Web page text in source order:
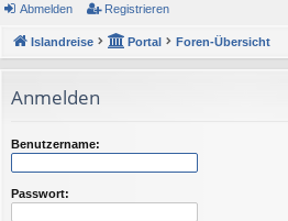
or
en
Abmelden Registrieren
Islandreise Portal Foren-Übersicht
Anmelden
Benutzername:
Passwort: